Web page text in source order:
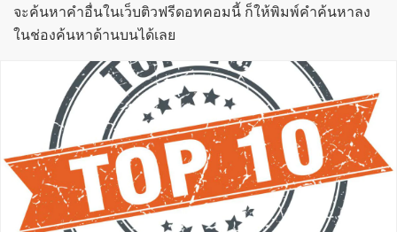
จะค้นหาคำอื่นในเว็บติวฟรีดอทคอมนี้ ก็ให้พิมพ์คำค้นหาลง
ในช่องค้นหาด้านบนได้เลย